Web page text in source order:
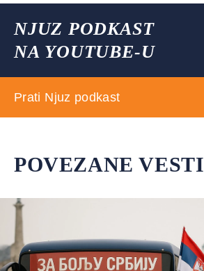
NJUZ PODKAST
NA YOUTUBE-U
Prati Njuz podkast
POVEZANE VESTI